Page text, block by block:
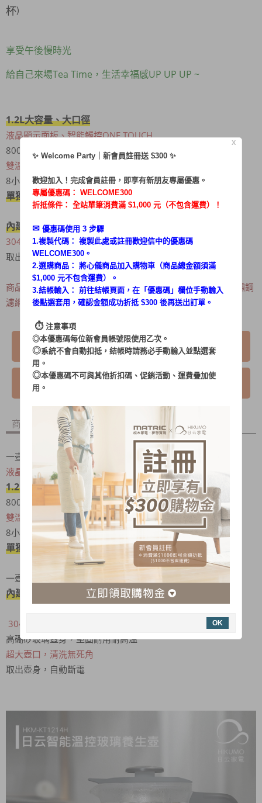
杯)
享受午後慢時光
給自己來場Tea Time，生活幸福感UP UP UP ~
1.2L大容量、大口徑
液晶顯示面板、智能觸控ONE TOUCH
800W高功率，快速加熱輕鬆料理
雙溫度顯示
8小時預約，可調溫度、行程記憶功能
單獨 除氯鍵，飲水更安心
內建選單- 溫奶 /米糊 /泡茶 /慢煮 /煮沸 /除氯
304多功能不鏽鋼濾網杯，來場午後慢時光
取出壺身，自動斷電
商品內容：主機 / 1200ML玻璃養生壺 /附蓋、304多功能不鏽鋼
濾網杯
我要購買
我要詢問
商品內容 商品討論
一壺多用、隨時品嘗溫暖好滋味
液晶顯示面板、智能觸控ONE TOUCH
1.2L大容量、大口徑
800W高功率，快速加熱輕鬆料理
雙溫度顯示
，進度一目瞭然 (設定溫度/目前溫度)
8小時預約，可調溫度、行程記憶功能
單獨 除氯鍵，飲水更安心
一壺多功能 自動調理好簡單
內建選單 - 溫奶 /米糊 /泡茶 /慢煮 /煮沸 /除氯
304多功能不鏽鋼濾網杯
高硼矽玻璃壺身，堅固耐用耐高溫
超大壺口，清洗無死角
取出壺身，自動斷電
X
✨ Welcome Party｜新會員註冊送 $300 ✨
歡迎加入！完成會員註冊，即享有新朋友專屬優惠。
專屬優惠碼： WELCOME300
折抵條件： 全站單筆消費滿 $1,000 元（不包含運費）！
✉︎ 優惠碼使用 3 步驟
1.複製代碼： 複製此處或註冊歡迎信中的優惠碼
WELCOME300。
2.選購商品： 將心儀商品加入購物車（商品總金額須滿
$1,000 元不包含運費）。
3.結帳輸入： 前往結帳頁面，在「 優惠碼 」欄位手動輸入
後點選套用，確認金額成功折抵 $300 後再送出訂單。
⏱︎ 注意事項
◎本優惠碼每位新會員帳號限使用乙次。
◎系統不會自動扣抵，結帳時請務必手動輸入並點選套
用。
◎本優惠碼不可與其他折扣碼、促銷活動、運費疊加使
用。
OK